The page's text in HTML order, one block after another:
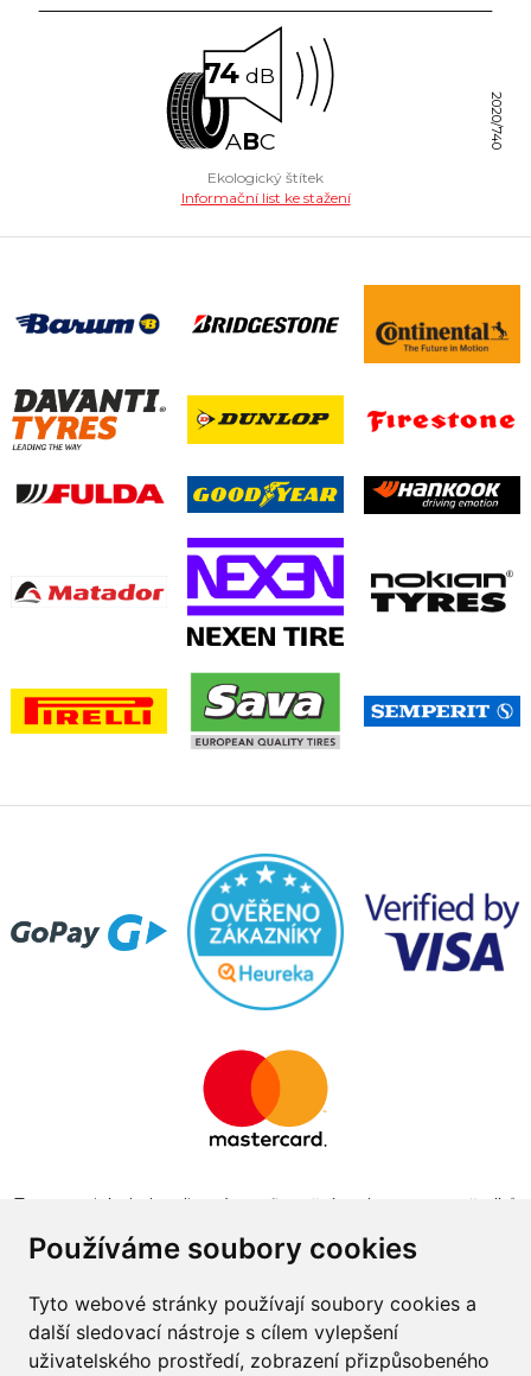
Používáme soubory cookies
Tyto webové stránky používají soubory cookies a
další sledovací nástroje s cílem vylepšení
uživatelského prostředí, zobrazení přizpůsobeného
74 dB
ABC 2020/740
Ekologický štítek
Informační list ke stažení
Tento projekt byl realizován za finanční podpory z prostředků
obchodu v programu The Country for the Future